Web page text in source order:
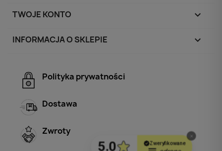
TWOJE KONTO 
INFORMACJA O SKLEPIE keyboard_arrow_down
Polityka prywatności
Dostawa
Zwroty